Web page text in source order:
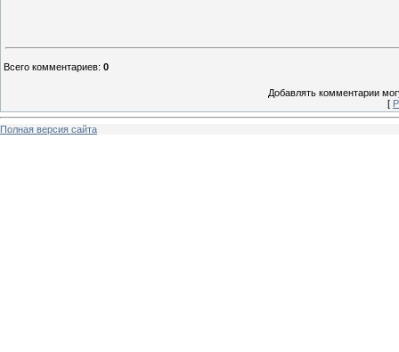
Всего комментариев: 0
Добавлять комментарии
[
Полная версия сайта